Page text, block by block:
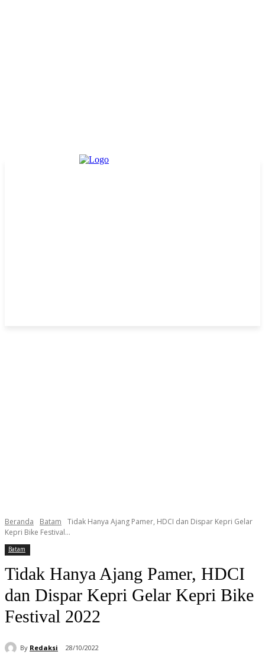
Beranda Batam
Tidak Hanya Ajang Pamer, HDCI dan Dispar Kepri Gelar
Kepri Bike Festival...
Batam
Tidak Hanya Ajang Pamer, HDCI
dan Dispar Kepri Gelar Kepri Bike
Festival 2022
By Redaksi 28/10/2022